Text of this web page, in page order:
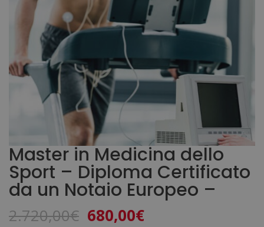
Master in Medicina dello
Sport – Diploma Certificato
da un Notaio Europeo –
2.720,00€ Il
680,00€Il